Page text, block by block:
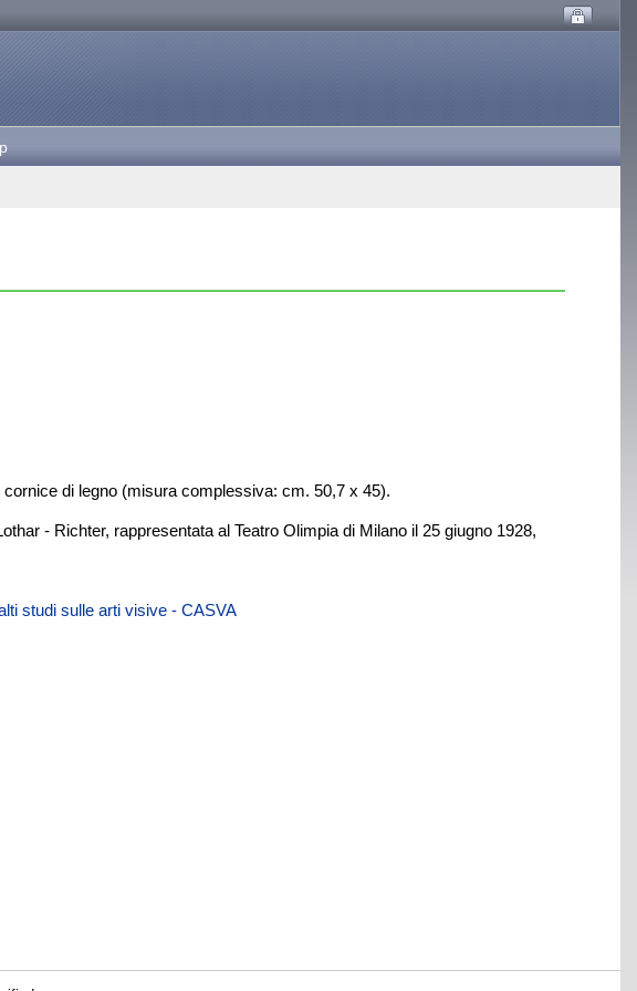
di legno (misura complessiva: cm. 50,7 x 45).
- Richter, rappresentata al Teatro Olimpia di Milano il 25 giugno 1928,
studi sulle arti visive - CASVA